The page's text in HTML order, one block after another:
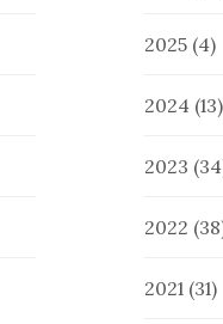
2025 (4)
2024 (13)
2023
2022
2021 (31)